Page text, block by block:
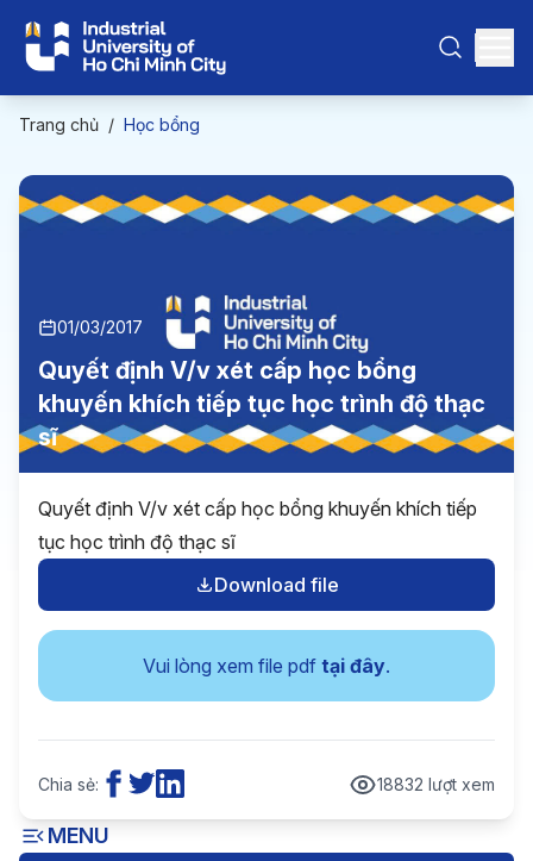
Trang chủ / Học bổng
MENU
01/03/2017
Quyết định V/v xét cấp học bổng
khuyến khích tiếp tục học trình độ thạc
sĩ
Quyết định V/v xét cấp học bổng khuyến khích tiếp
tục học trình độ thạc sĩ
Download file
Vui lòng xem file pdf tại đây.
Chia sẻ: 18832 lượt xem